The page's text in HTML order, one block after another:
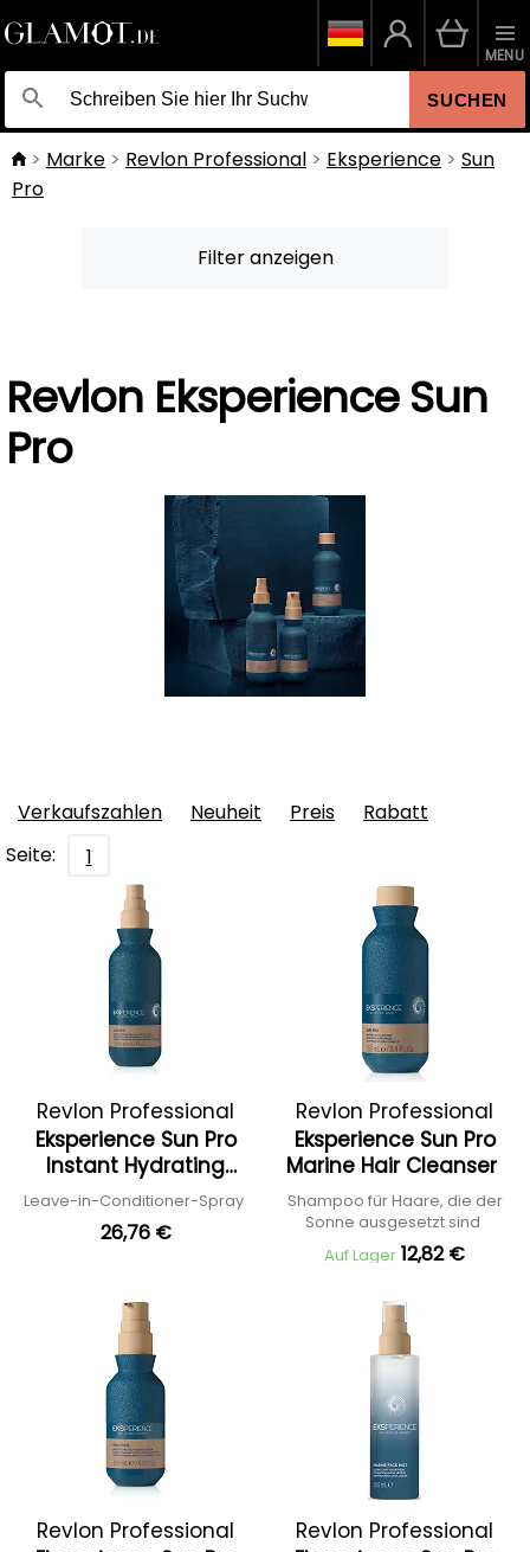
SUCHEN
MENU
Marke Revlon Professional Eksperience
Sun
Pro
Filter anzeigen
Revlon Eksperience Sun
Pro
Verkaufszahlen Neuheit Preis
Rabatt
Seite:
1
Revlon Professional
Eksperience Sun Pro
Instant Hydrating
Conditioner
Leave-in-Conditioner-Spray
26,76 €
Revlon Professional
Eksperience Sun Pro
Marine Hair Cleanser
Shampoo für Haare, die der
Sonne ausgesetzt sind
Auf Lager 12,82 €
Revlon Professional
Revlon Professional